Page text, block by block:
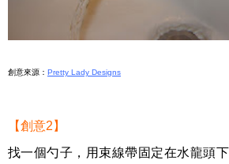
創意來源： Pretty Lady Designs
【創意2】
找一個勺子，用束線帶固定在水龍頭